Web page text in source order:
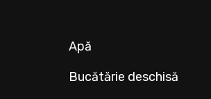
Apă
Bucătărie deschisă